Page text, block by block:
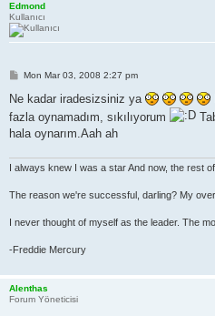
Edmond
Kullanıcı
P
s
Mon Mar 03, 2008 2:27 pm
Ne kadar iradesizsiniz ya
fazla oynamadım, sıkılıyorum
hala oynarım.Aah ah
I always knew I was a star And now, the rest
The reason we're successful, darling? My
I never thought of myself as the leader. The
-Freddie Mercury
Alenthas
Forum Yöneticisi